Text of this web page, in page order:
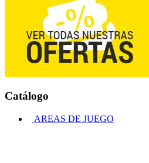
Catálogo
AREAS DE JUEGO